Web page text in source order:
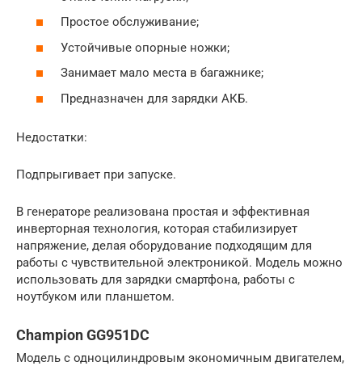
Простое обслуживание;
Устойчивые опорные ножки;
Занимает мало места в багажнике;
Предназначен для зарядки АКБ.
Недостатки:
Подпрыгивает при запуске.
В генераторе реализована простая и эффективная
инверторная технология, которая стабилизирует
напряжение, делая оборудование подходящим для
работы с чувствительной электроникой. Модель можно
использовать для зарядки смартфона, работы с
ноутбуком или планшетом.
Champion GG951DC
Модель с одноцилиндровым экономичным двигателем,